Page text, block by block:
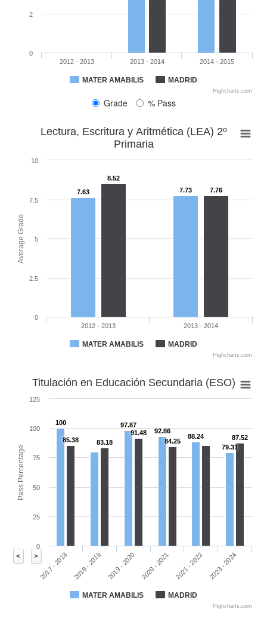
MATER AMABILIS MADRID
2012 - 2013 2013 - 2014 2014 - 2015
0
2
Highcharts.com
Grade % Pass
Average Grade
Lectura, Escritura y Aritmética (LEA) 2º
Primaria
7.63 7.73
8.52
7.76
MATER AMABILIS MADRID
2012 - 2013 2013 - 2014
0
2.5
5
7.5
10
Highcharts.com
< >
Pass Percentage
Titulación en Educación Secundaria (ESO)
100
97.87
92.86
88.24
79.31
85.38 83.18
91.48
84.25
87.52
MATER AMABILIS MADRID
2017 - 2018 2018 - 2019 2019 - 2020 2020 - 2021 2021 - 2022 2023 - 2024
0
25
50
75
100
125
Highcharts.com